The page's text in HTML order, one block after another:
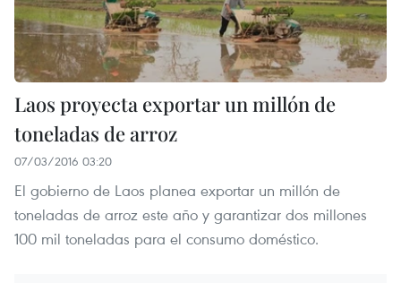
Laos proyecta exportar un millón de
toneladas de arroz
07/03/2016 03:20
El gobierno de Laos planea exportar un millón de
toneladas de arroz este año y garantizar dos millones
100 mil toneladas para el consumo doméstico.